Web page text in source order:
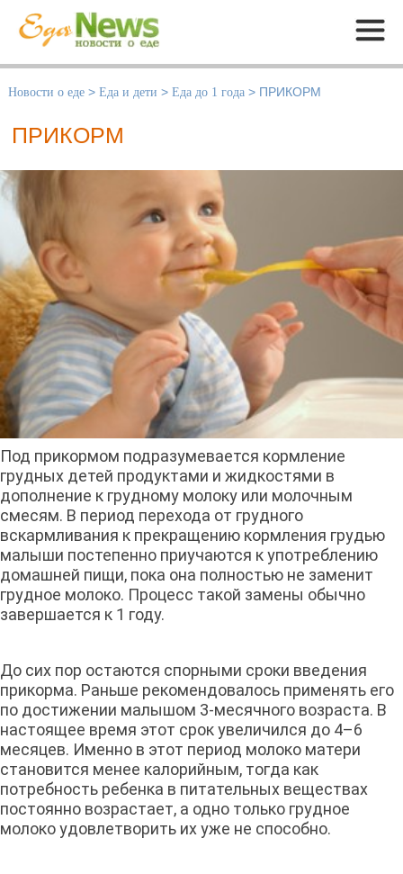
Меню
Новости о еде > Еда и дети > Еда до 1 года > ПРИКОРМ
ПРИКОРМ
Под прикормом подразумевается кормление
грудных детей продуктами и жидкостями в
дополнение к грудному молоку или молочным
смесям. В период перехода от грудного
вскармливания к прекращению кормления грудью
малыши постепенно приучаются к употреблению
домашней пищи, пока она полностью не заменит
грудное молоко. Процесс такой замены обычно
завершается к 1 году.
До сих пор остаются спорными сроки введения
прикорма. Раньше рекомендовалось применять его
по достижении малышом 3-месячного возраста. В
настоящее время этот срок увеличился до 4–6
месяцев. Именно в этот период молоко матери
становится менее калорийным, тогда как
потребность ребенка в питательных веществах
постоянно возрастает, а одно только грудное
молоко удовлетворить их уже не способно.